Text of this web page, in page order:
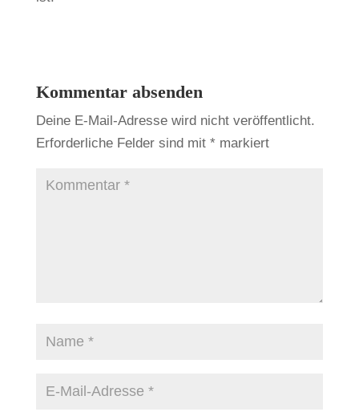
Kommentar absenden
Deine E-Mail-Adresse wird nicht veröffentlicht.
Erforderliche Felder sind mit *markiert